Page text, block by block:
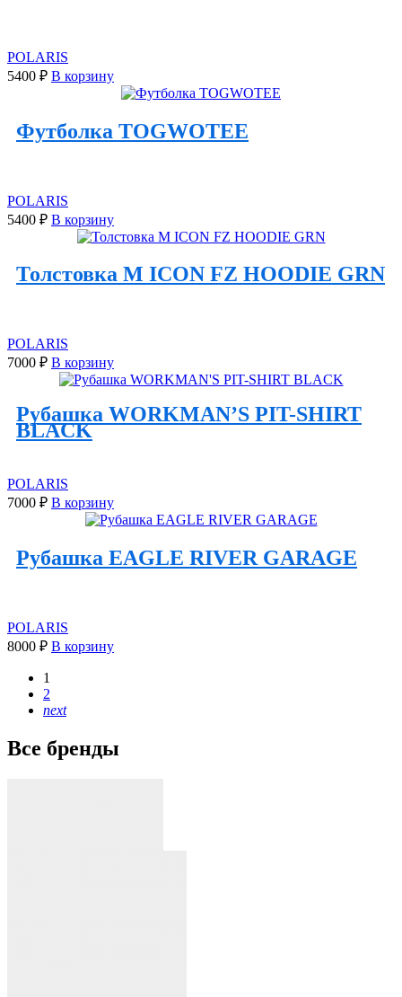
POLARIS
5400 ₽ В корзину
Футболка TOGWOTEE
POLARIS
5400 ₽ В корзину
Толстовка M ICON FZ HOODIE GRN
POLARIS
7000 ₽ В корзину
Рубашка WORKMAN’S PIT-SHIRT
BLACK
POLARIS
7000 ₽ В корзину
Рубашка EAGLE RIVER GARAGE
POLARIS
8000 ₽ В корзину
1
2
next
Все бренды